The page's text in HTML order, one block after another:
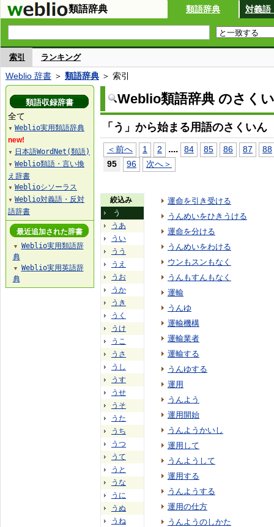
類語辞典 類語辞典 対義語
索引 ランキング
Weblio 辞書 ＞ 類語辞典 ＞ 索引
Weblio類語辞典 のさく
「う」から始まる用語のさくいん
＜前へ 1 2 .... 84 85 86 87
88
95
96 次へ＞
絞込み
う
うあ
うい
うう
うえ
うお
うか
うき
うく
うけ
うこ
うさ
うし
うす
うせ
うそ
うた
うち
うつ
うて
うと
うな
うに
うぬ
うね
運命を引き受ける
うんめいをひきうける
運命を分ける
うんめいをわける
ウンもスンもなく
うんもすんもなく
運輸
うんゆ
運輸機構
運輸業者
運輸する
うんゆする
運用
うんよう
運用開始
うんようかいし
運用して
うんようして
運用する
うんようする
運用の仕方
うんようのしかた
類語収録辞書
全て
▼ Weblio実用類語辞典
new!
▼ 日本語WordNet(類語)
▼ Weblio類語・言い換
え辞書
▼ Weblioシソーラス
▼ Weblio対義語・反対
語辞書
最近追加された辞書
▼
Weblio実用類語辞
典
▼
Weblio実用英語辞
典